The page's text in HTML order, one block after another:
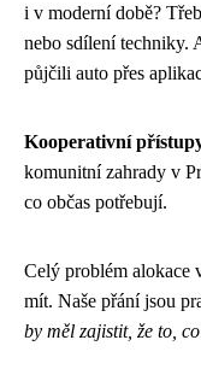
i v moderní době?
nebo sdílení techniky.
půjčili auto přes
Kooperativní
komunitní zahrady v
co občas potřebují.
Celý problém alokace
mít. Naše přání jsou
by měl zajistit, že to,